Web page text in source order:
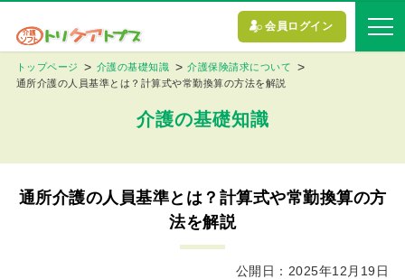
会員ログイン
トップページ 介護の基礎知識
介護保険請求について
通所介護の人員基準とは？計算式や常勤換算の方法を解説
介護の基礎知識
通所介護の人員基準とは？計算式や常勤換算の方
法を解説
公開日：2025年12月19日